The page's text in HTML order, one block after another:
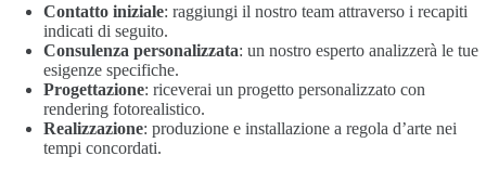
Contatto iniziale: raggiungi il nostro team attraverso i recapiti
indicati di seguito.
Consulenza personalizzata: un nostro esperto analizzerà le tue
esigenze specifiche.
Progettazione: riceverai un progetto personalizzato con
rendering fotorealistico.
Realizzazione: produzione e installazione a regola d’arte nei
tempi concordati.